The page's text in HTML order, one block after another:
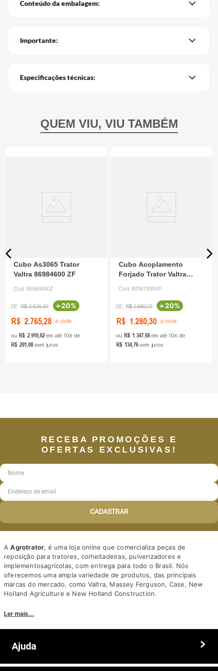
Conteúdo da embalagem:
Importante:
Especificações técnicas:
Cubo As3065 Trator
Valtra 86984600 ZF
Cód: 86984600Z
R$ 3.626,97 -20%
R$ 2.765,28 à vista
ou R$ 291082 em até 10 de
R$ 291 08 sem juros
Cubo Acoplamento
Forjado Trator Valtra
Cód: 80567901KP
R$ 1.680,17 -20%
R$ 1.280,30 à vista
ou R$ 1 34768 em até 10 de
R$ 134,76 sem juros
RECEBA PROMOÇÕES E
OFERTAS EXCLUSIVAS!
CADASTRAR
AAgrotrator, é uma loja online que comercializa peças de
reposição para tratores, colheitadeiras, pulverizadores e
implementosagrícolas, com entrega para todo o Brasil. Nós
oferecemos uma ampla variedade de produtos, das principais
marcas do mercado, como Valtra, Massey Ferguson, Case, New
Holland Agriculture e New Holland Construction.
competitivos. Nós também oferecemos um atendimento
personalizado, com equipe de profissionais altamente capacitados
Somos a solução ideal para quem busca peças e acessórios agrícolas
Ler mais...
Ajuda